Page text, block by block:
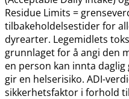
Residue Limits =
tilbakeholdelsestider for
dyrearter. Legemidlets
grunnlaget for å angi den
en person kan innta
gir en helserisiko. ADI-
sikkerhetsfaktor i forhold